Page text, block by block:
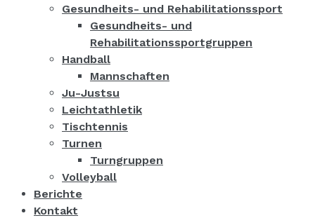
Gesundheits- und Rehabilitationssport
Gesundheits- und
Rehabilitationssportgruppen
Handball
Mannschaften
Ju-Justsu
Leichtathletik
Tischtennis
Turnen
Turngruppen
Volleyball
Berichte
Kontakt